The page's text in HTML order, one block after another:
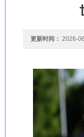
更新时间： 2026-